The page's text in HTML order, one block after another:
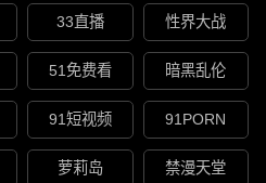
33直播 性界大战
51免费看 暗黑乱伦
91短视频 91PORN
萝莉岛 禁漫天堂